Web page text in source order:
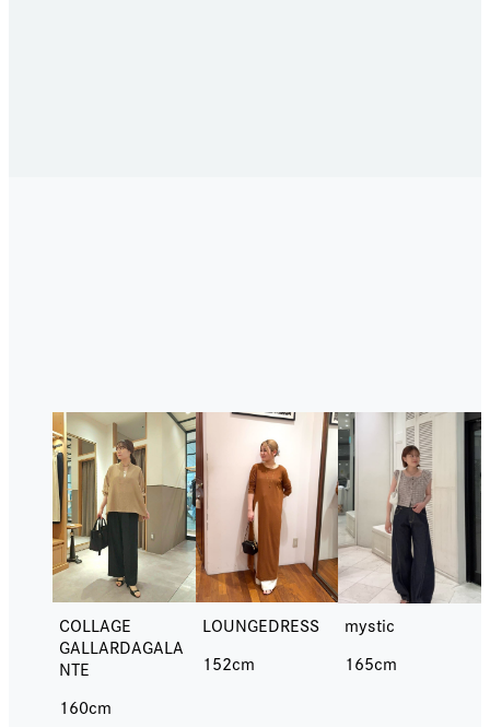
COLLAGE
GALLARDAGALA
NTE
160cm
LOUNGEDRESS
152cm
mystic
165cm